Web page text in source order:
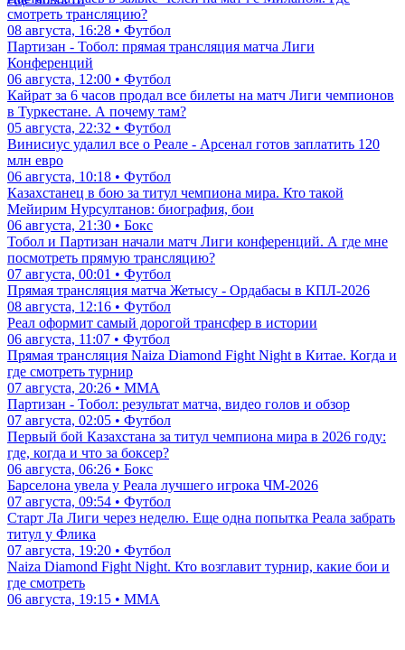
смотреть трансляцию?
08 августа, 16:28 • Футбол
Партизан - Тобол: прямая трансляция матча Лиги
Конференций
06 августа, 12:00 • Футбол
Кайрат за 6 часов продал все билеты на матч Лиги чемпионов
в Туркестане. А почему там?
05 августа, 22:32 • Футбол
Винисиус удалил все о Реале - Арсенал готов заплатить 120
млн евро
06 августа, 10:18 • Футбол
Казахстанец в бою за титул чемпиона мира. Кто такой
Мейирим Нурсултанов: биография, бои
06 августа, 21:30 • Бокс
Тобол и Партизан начали матч Лиги конференций. А где мне
посмотреть прямую трансляцию?
07 августа, 00:01 • Футбол
Прямая трансляция матча Жетысу - Ордабасы в КПЛ-2026
08 августа, 12:16 • Футбол
Реал оформит самый дорогой трансфер в истории
06 августа, 11:07 • Футбол
Прямая трансляция Naiza Diamond Fight Night в Китае. Когда и
где смотреть турнир
07 августа, 20:26 • ММА
Партизан - Тобол: результат матча, видео голов и обзор
07 августа, 02:05 • Футбол
Первый бой Казахстана за титул чемпиона мира в 2026 году:
где, когда и что за боксер?
06 августа, 06:26 • Бокс
Барселона увела у Реала лучшего игрока ЧМ-2026
07 августа, 09:54 • Футбол
Старт Ла Лиги через неделю. Еще одна попытка Реала забрать
титул у Флика
07 августа, 19:20 • Футбол
Naiza Diamond Fight Night. Кто возглавит турнир, какие бои и
где смотреть
06 августа, 19:15 • ММА